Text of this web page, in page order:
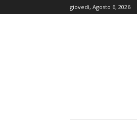
giovedì, Agosto 6, 2026